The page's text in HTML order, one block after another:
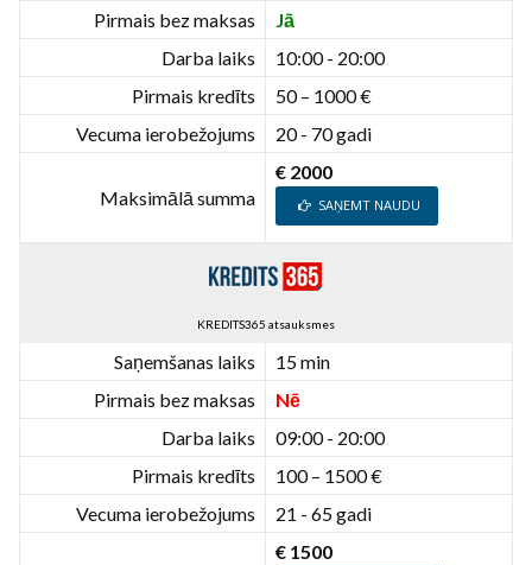
Pirmais bez maksas
Jā
Darba laiks
10:00 - 20:00
Pirmais kredīts
50 – 1000 €
Vecuma ierobežojums
20 - 70 gadi
Maksimālā summa
€ 2000
SAŅEMT NAUDU
KREDITS365 atsauksmes
Saņemšanas laiks
15 min
Pirmais bez maksas
Nē
Darba laiks
09:00 - 20:00
Pirmais kredīts
100 – 1500 €
Vecuma ierobežojums
21 - 65 gadi
€ 1500